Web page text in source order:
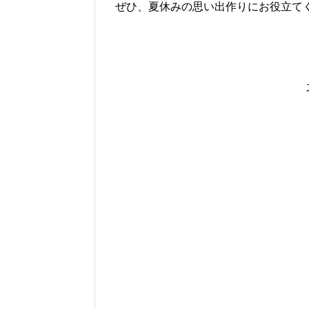
ぜひ、夏休みの思い出作りにお役立て